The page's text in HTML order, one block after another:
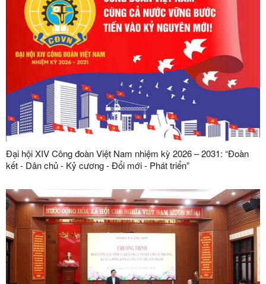
Đại hội XIV Công đoàn Việt Nam nhiệm kỳ 2026 – 2031: “Đoàn
kết - Dân chủ - Kỷ cương - Đổi mới - Phát triển”